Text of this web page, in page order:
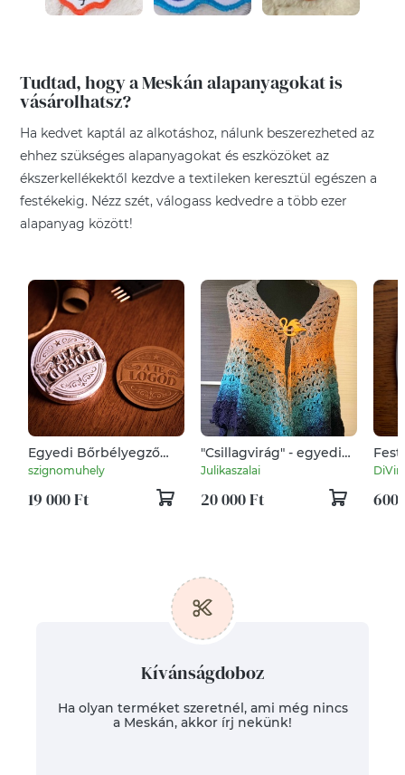
Tudtad, hogy a Meskán alapanyagokat is
vásárolhatsz?
Ha kedvet kaptál az alkotáshoz, nálunk beszerezheted az
ehhez szükséges alapanyagokat és eszközöket az
ékszerkellékektől kezdve a textileken keresztül egészen a
festékekig. Nézz szét, válogass kedvedre a több ezer
alapanyag között!
Egyedi Bőrbélyegző
Szerszám
szignomuhely
19 000 Ft
"Csillagvirág" - egyedi
horgolt vállkendő
Julikaszalai
20 000 Ft 600
Kívánságdoboz
Ha olyan terméket szeretnél, ami még nincs
a Meskán, akkor írj nekünk!